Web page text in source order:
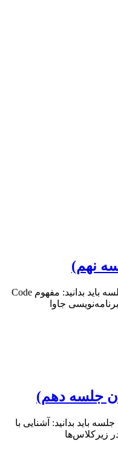
نهم)
سطح سوال: ساده آنچه از این جلسه باید بدانید: مفهوم Code
جلسه دهم)
باید بدانید: آشنایی با
زیرکلاس‌ها